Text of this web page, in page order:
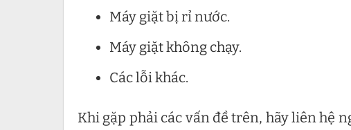
Máy giặt bị rỉ nước.
Máy giặt không chạy.
Các lỗi khác.
Khi gặp phải các vấn đề trên, hãy liên hệ